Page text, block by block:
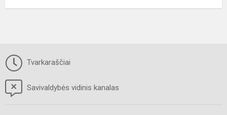
Tvarkaraščiai
Savivaldybės vidinis kanalas